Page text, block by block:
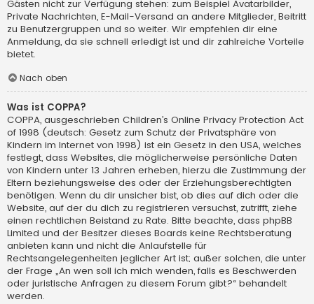
Gästen nicht zur Verfügung stehen: zum Beispiel Avatarbilder,
Private Nachrichten, E-Mail-Versand an andere Mitglieder, Beitritt
zu Benutzergruppen und so weiter. Wir empfehlen dir eine
Anmeldung, da sie schnell erledigt ist und dir zahlreiche Vorteile
bietet.
Nach oben
Was ist COPPA?
COPPA, ausgeschrieben Children’s Online Privacy Protection Act
of 1998 (deutsch: Gesetz zum Schutz der Privatsphäre von
Kindern im Internet von 1998) ist ein Gesetz in den USA, welches
festlegt, dass Websites, die möglicherweise persönliche Daten
von Kindern unter 13 Jahren erheben, hierzu die Zustimmung der
Eltern beziehungsweise des oder der Erziehungsberechtigten
benötigen. Wenn du dir unsicher bist, ob dies auf dich oder die
Website, auf der du dich zu registrieren versuchst, zutrifft, ziehe
einen rechtlichen Beistand zu Rate. Bitte beachte, dass phpBB
Limited und der Besitzer dieses Boards keine Rechtsberatung
anbieten kann und nicht die Anlaufstelle für
Rechtsangelegenheiten jeglicher Art ist; außer solchen, die unter
der Frage „An wen soll ich mich wenden, falls es Beschwerden
oder juristische Anfragen zu diesem Forum gibt?“ behandelt
werden.